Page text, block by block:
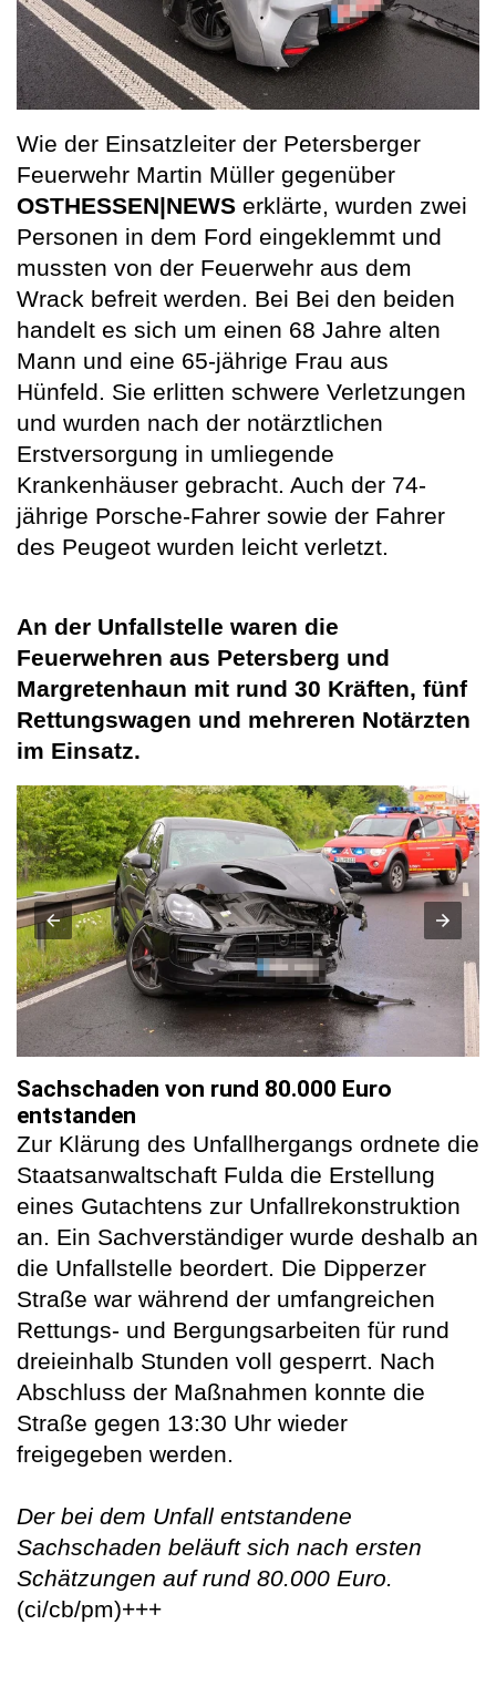
Wie der Einsatzleiter der Petersberger
Feuerwehr Martin Müller gegenüber
OSTHESSEN|NEWS erklärte, wurden zwei
Personen in dem Ford eingeklemmt und
mussten von der Feuerwehr aus dem
Wrack befreit werden. Bei Bei den beiden
handelt es sich um einen 68 Jahre alten
Mann und eine 65-jährige Frau aus
Hünfeld. Sie erlitten schwere Verletzungen
und wurden nach der notärztlichen
Erstversorgung in umliegende
Krankenhäuser gebracht. Auch der 74-
jährige Porsche-Fahrer sowie der Fahrer
des Peugeot wurden leicht verletzt.
An der Unfallstelle waren die
Feuerwehren aus Petersberg und
Margretenhaun mit rund 30 Kräften, fünf
Rettungswagen und mehreren Notärzten
im Einsatz.
Sachschaden von rund 80.000 Euro
entstanden
Zur Klärung des Unfallhergangs ordnete die
Staatsanwaltschaft Fulda die Erstellung
eines Gutachtens zur Unfallrekonstruktion
an. Ein Sachverständiger wurde deshalb an
die Unfallstelle beordert. Die Dipperzer
Straße war während der umfangreichen
Rettungs- und Bergungsarbeiten für rund
dreieinhalb Stunden voll gesperrt. Nach
Abschluss der Maßnahmen konnte die
Straße gegen 13:30 Uhr wieder
freigegeben werden.
Der bei dem Unfall entstandene
Sachschaden beläuft sich nach ersten
Schätzungen auf rund 80.000 Euro.
(ci/cb/pm)+++